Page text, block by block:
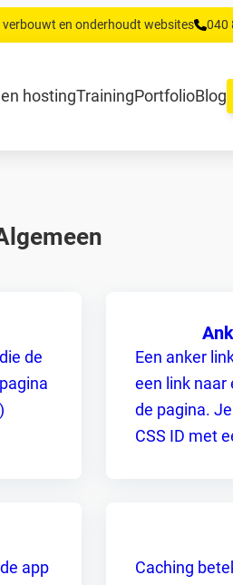
en onderhoudt websites 040
hostingTrainingPortfolioBlog
de
Een anker
een link naar
de pagina.
CSS ID met
app
Caching